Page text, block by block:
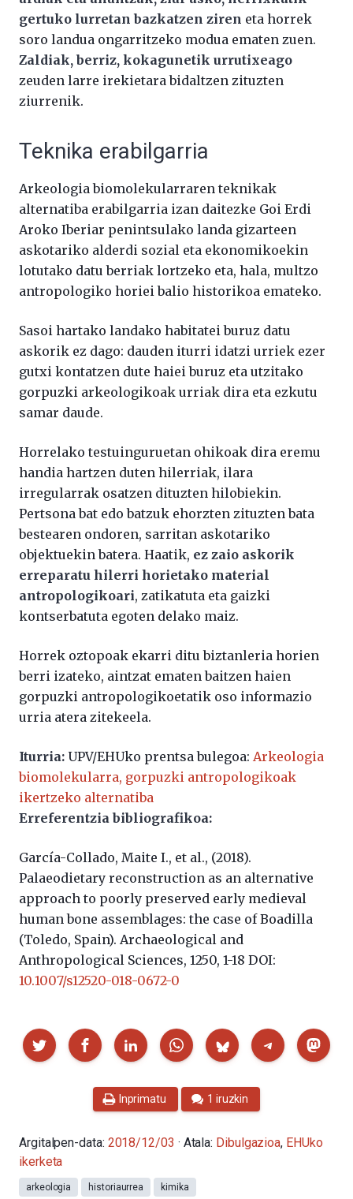
gertuko lurretan bazkatzen ziren eta horrek
soro landua ongarritzeko modua ematen zuen.
Zaldiak, berriz, kokagunetik urrutixeago
zeuden larre irekietara bidaltzen zituzten
ziurrenik.
Teknika erabilgarria
Arkeologia biomolekularraren teknikak
alternatiba erabilgarria izan daitezke Goi Erdi
Aroko Iberiar penintsulako landa gizarteen
askotariko alderdi sozial eta ekonomikoekin
lotutako datu berriak lortzeko eta, hala, multzo
antropologiko horiei balio historikoa emateko.
Sasoi hartako landako habitatei buruz datu
askorik ez dago: dauden iturri idatzi urriek ezer
gutxi kontatzen dute haiei buruz eta utzitako
gorpuzki arkeologikoak urriak dira eta ezkutu
samar daude.
Horrelako testuinguruetan ohikoak dira eremu
handia hartzen duten hilerriak, ilara
irregularrak osatzen dituzten hilobiekin.
Pertsona bat edo batzuk ehorzten zituzten bata
bestearen ondoren, sarritan askotariko
objektuekin batera. Haatik, ez zaio askorik
erreparatu hilerri horietako material
antropologikoari, zatikatuta eta gaizki
kontserbatuta egoten delako maiz.
Horrek oztopoak ekarri ditu biztanleria horien
berri izateko, aintzat ematen baitzen haien
gorpuzki antropologikoetatik oso informazio
urria atera zitekeela.
Iturria: UPV/EHUko prentsa bulegoa: Arkeologia
biomolekularra, gorpuzki antropologikoak
ikertzeko alternatiba
Erreferentzia bibliografikoa:
García-Collado, Maite I., et al., (2018).
Palaeodietary reconstruction as an alternative
approach to poorly preserved early medieval
human bone assemblages: the case of Boadilla
(Toledo, Spain). Archaeological and
Anthropological Sciences, 1250, 1-18 DOI:
10.1007/s12520-018-0672-0
Partekatu
Inprimatu 1 iruzkin
Argitalpen-data: 2018/12/03 · Atala: Dibulgazioa, EHUko
ikerketa
arkeologia historiaurrea kimika